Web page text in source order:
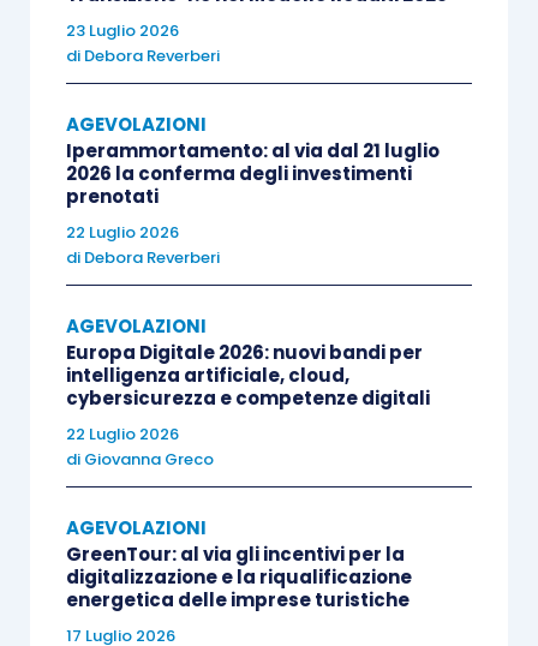
interventi di sostituzione di impianti di
climatizzazione invernale con impianti dotati di
La norma, come modificata dallalegge di Bilancio
possibile beneficiare della detrazione del
perl’acquisto e la posa in opera
micro-cogeneratori in sostituzione di
impianti esistenti, per le spese sostenute
dal 1° gennaio 2018 al 31 dicembre 2018,
fino aun valore massimo della
spesa pari ad euro 153.846). Per poter
beneficiare della detrazione gli interventi
in oggetto devono condurre a un
risparmio di energia primaria (PES), come
23 Luglio 2026
di Debora Reverberi
AGEVOLAZIONI
Iperammortamento: al via dal 21 luglio
2026 la conferma degli investimenti
prenotati
22 Luglio 2026
di Debora Reverberi
AGEVOLAZIONI
Europa Digitale 2026: nuovi bandi per
intelligenza artificiale, cloud,
cybersicurezza e competenze digitali
22 Luglio 2026
di Giovanna Greco
AGEVOLAZIONI
GreenTour: al via gli incentivi per la
digitalizzazione e la riqualificazione
energetica delle imprese turistiche
17 Luglio 2026